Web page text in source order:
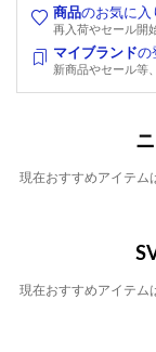
商品のお気に入
再入荷やセール開
マイブランドの
新商品やセール等
現在おすすめアイテム
現在おすすめアイテム